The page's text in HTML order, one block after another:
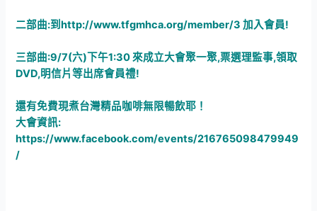
二部曲:到http://www.tfgmhca.org/member/3 加入會員!
三部曲:9/7(六)下午1:30 來成立大會聚一聚,票選理監事,領取
DVD,明信片等出席會員禮!
還有免費現煮台灣精品咖啡無限暢飲耶！
大會資訊:
https://www.facebook.com/events/216765098479949
/